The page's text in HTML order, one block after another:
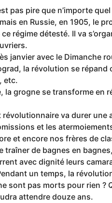
pas pire que n’importe
en Russie, en 1905, le
régime détesté. Il va
janvier avec le Dimanche
la révolution se
etc.
la grogne se transforme en
révolutionnaire va durer une
et les
et encore nos frères de
traîner de bagnes en
avec dignité leurs
un temps, la
sont pas morts pour rien ?
attendre douze ans.